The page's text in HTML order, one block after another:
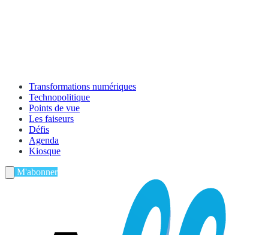
Transformations numériques
Technopolitique
Points de vue
Les faiseurs
Défis
Agenda
Kiosque
M'abonner